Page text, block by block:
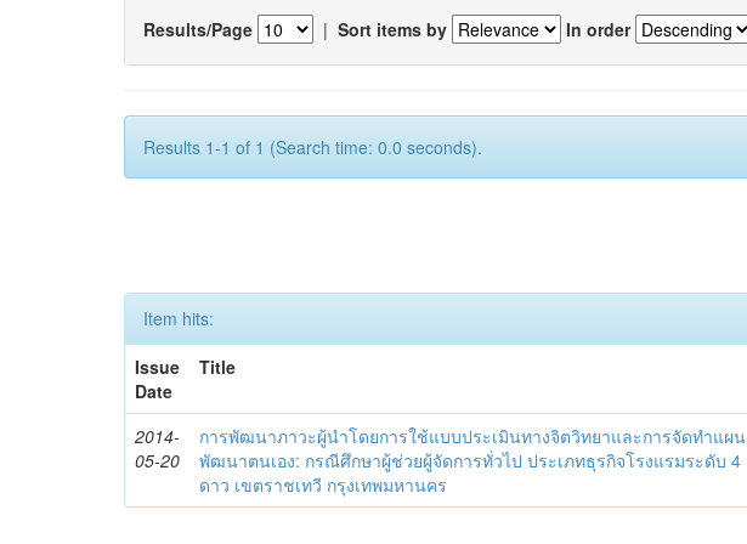
Results/Page | Sort items by In order
Results 1-1 of 1 (Search time: 0.0 seconds).
Item hits:
Issue
Date
Title
2014-
05-20
การพัฒนาภาวะผู้นำโดยการใช้แบบประเมินทางจิตวิทยาและการจัดทำแผน
พัฒนาตนเอง: กรณีศึกษาผู้ช่วยผู้จัดการทั่วไป ประเภทธุรกิจโรงแรมระดับ 4
ดาว เขตราชเทวี กรุงเทพมหานคร